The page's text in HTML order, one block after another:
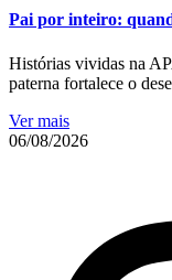
Pai por inteiro:
Histórias vividas na
paterna fortalece o
Ver mais
06/08/2026